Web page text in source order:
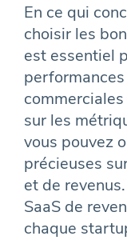
En ce qui
choisir les
est essentiel
sur les
vous pouvez
précieuses
et de
SaaS de
chaque